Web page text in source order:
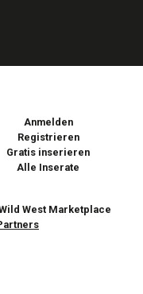
Anmelden
Registrieren
Gratis inserieren
Alle Inserate
West Marketplace